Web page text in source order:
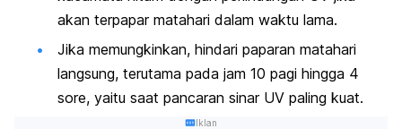
akan terpapar matahari dalam waktu lama.
Jika memungkinkan, hindari paparan matahari
langsung, terutama pada jam 10 pagi hingga 4
sore, yaitu saat pancaran sinar UV paling kuat.
Iklan